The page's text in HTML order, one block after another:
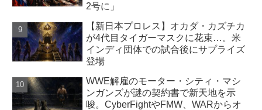
2号に」
【新日本プロレス】オカダ・カズチカ
が4代目タイガーマスクに花束…。米
インディ団体での試合後にサプライズ
登場
WWE解雇のモーター・シティ・マシ
ンガンズが謎の契約書で新天地を示
唆。CyberFightやFMW、WARからオ